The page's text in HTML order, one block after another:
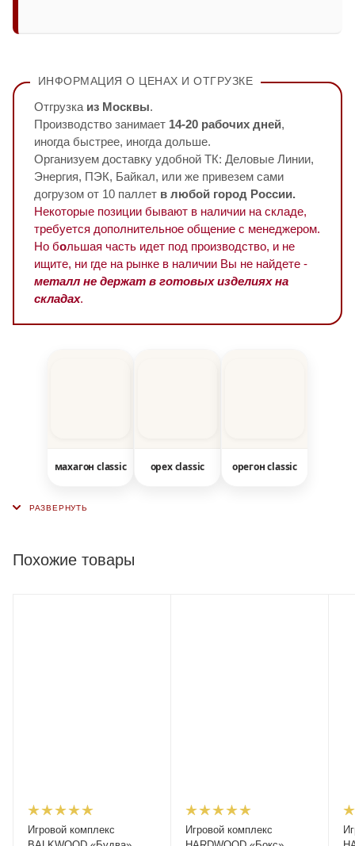
ИНФОРМАЦИЯ О ЦЕНАХ И ОТГРУЗКЕ
Отгрузка из Москвы.
Производство занимает 14-20 рабочих дней,
иногда быстрее, иногда дольше.
Организуем доставку удобной ТК: Деловые Линии,
Энергия, ПЭК, Байкал, или же привезем сами
догрузом от 10 паллет в любой город России.
Некоторые позиции бывают в наличии на складе,
требуется дополнительное общение с менеджером.
Но большая часть идет под производство, и не
ищите, ни где на рынке в наличии Вы не найдете -
металл не держат в готовых изделиях на
складах.
махагон classic орех classic орегон classic
Похожие товары
Игровой комплекс
Игровой комплекс